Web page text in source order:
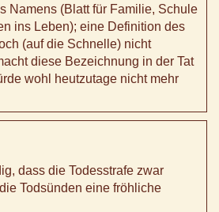
Namens (Blatt für Familie, Schule
ins Leben); eine Definition des
(auf die Schnelle) nicht
diese Bezeichnung in der Tat
wohl heutzutage nicht mehr
dass die Todesstrafe zwar
Todsünden eine fröhliche